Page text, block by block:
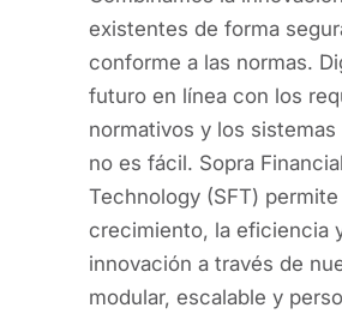
existentes de forma
conforme a las normas.
futuro en línea con los
normativos y los sistemas
no es fácil. Sopra Financial
Technology (SFT) permite
crecimiento, la eficiencia
innovación a través de
modular, escalable y